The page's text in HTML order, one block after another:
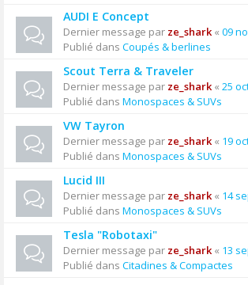
AUDI E Concept
Dernier message par ze_shark« 09
Publié dans Coupés & berlines
Scout Terra & Traveler
Dernier message par ze_shark« 25
Publié dans Monospaces & SUVs
VW Tayron
Dernier message par ze_shark« 19
Publié dans Monospaces & SUVs
Lucid III
Dernier message par ze_shark« 14
Publié dans Monospaces & SUVs
Tesla "Robotaxi"
Dernier message par ze_shark« 13
Publié dans Citadines & Compactes